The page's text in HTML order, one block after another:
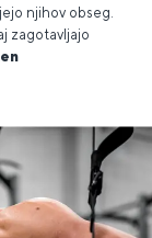
njihov obseg.
zagotavljajo